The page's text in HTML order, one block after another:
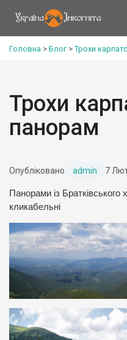
Головна > Блог>Трохи
Трохи
панорам
Опубліковано admin 7
Панорами із
кликабельні